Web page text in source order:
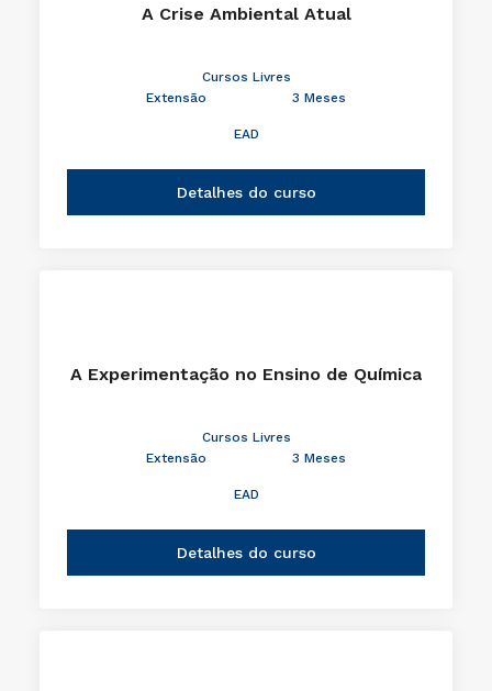
A Crise Ambiental Atual
Cursos Livres
Extensão
3 Meses
EAD
Detalhes do curso
A Experimentação no Ensino de Química
Cursos Livres
Extensão
3 Meses
EAD
Detalhes do curso